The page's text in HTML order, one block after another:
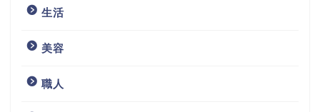
生活
美容
職人